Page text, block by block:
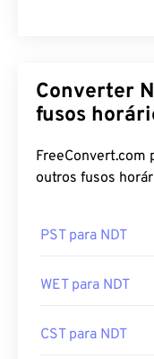
Converter
fusos
FreeConvert.com
outros fusos
PST para NDT
WET para NDT
CST para NDT